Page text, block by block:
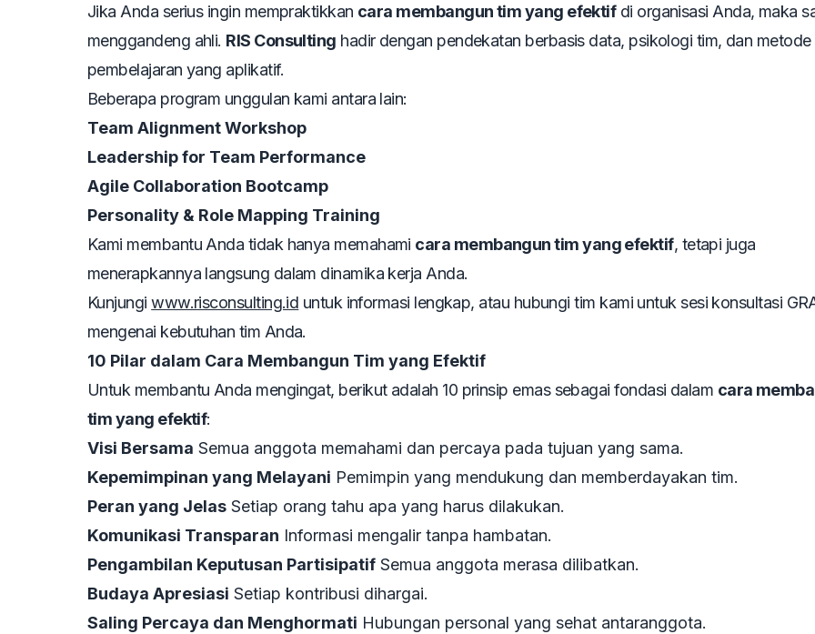
Jika Anda serius ingin mempraktikkan cara membangun tim yang efektifdi organisasi Anda, maka
menggandeng ahli. RIS Consulting hadir dengan pendekatan berbasis data, psikologi tim, dan metode
pembelajaran yang aplikatif.
Beberapa program unggulan kami antara lain:
Team Alignment Workshop
Leadership for Team Performance
Agile Collaboration Bootcamp
Personality & Role Mapping Training
Kami membantu Anda tidak hanya memahami cara membangun tim yang efektif, tetapi juga
menerapkannya langsung dalam dinamika kerja Anda.
Kunjungi www.risconsulting.id untuk informasi lengkap, atau hubungi tim kami untuk sesi konsultasi
mengenai kebutuhan tim Anda.
10 Pilar dalam Cara Membangun Tim yang Efektif
Untuk membantu Anda mengingat, berikut adalah 10 prinsip emas sebagai fondasi dalam cara
tim yang efektif:
Visi Bersama Semua anggota memahami dan percaya pada tujuan yang sama.
Kepemimpinan yang Melayani Pemimpin yang mendukung dan memberdayakan tim.
Peran yang Jelas Setiap orang tahu apa yang harus dilakukan.
Komunikasi Transparan Informasi mengalir tanpa hambatan.
Pengambilan Keputusan Partisipatif Semua anggota merasa dilibatkan.
Budaya Apresiasi Setiap kontribusi dihargai.
Saling Percaya dan Menghormati Hubungan personal yang sehat antaranggota.